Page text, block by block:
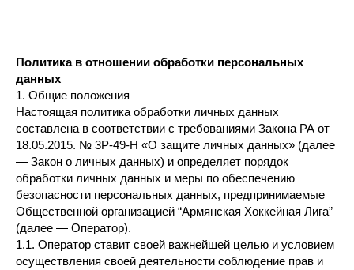
Политика в отношении обработки персональных
данных
1. Общие положения
Настоящая политика обработки личных данных
составлена в соответствии с требованиями Закона РА от
18.05.2015. № 3Р-49-Н «О защите личных данных» (далее
— Закон о личных данных) и определяет порядок
обработки личных данных и меры по обеспечению
безопасности персональных данных, предпринимаемые
Общественной организацией “Армянская Хоккейная Лига”
(далее — Оператор).
1.1. Оператор ставит своей важнейшей целью и условием
осуществления своей деятельности соблюдение прав и